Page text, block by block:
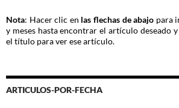
Nota: Hacer clic en las flechas de abajo para
y meses hasta encontrar el artículo deseado
el título para ver ese artículo.
ARTICULOS-POR-FECHA